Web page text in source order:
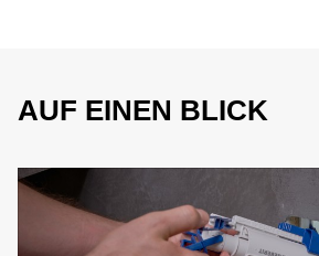
AUF EINEN BLICK